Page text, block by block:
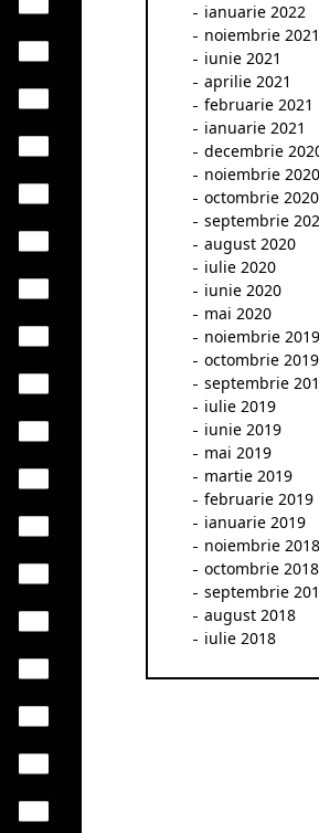
ianuarie 2022
noiembrie 2021
iunie 2021
aprilie 2021
februarie 2021
ianuarie 2021
decembrie
noiembrie 2020
octombrie 2020
septembrie
august 2020
iulie 2020
iunie 2020
mai 2020
noiembrie 2019
octombrie 2019
septembrie
iulie 2019
iunie 2019
mai 2019
martie 2019
februarie 2019
ianuarie 2019
noiembrie 2018
octombrie 2018
septembrie
august 2018
iulie 2018